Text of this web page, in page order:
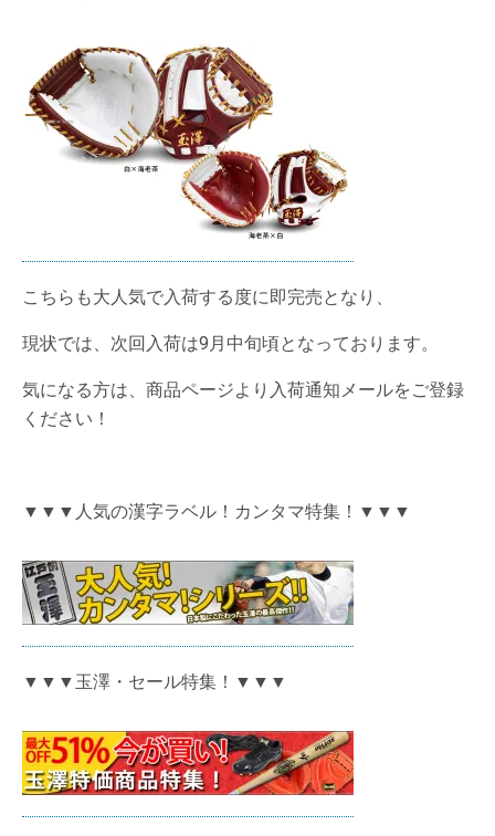
こちらも大人気で入荷する度に即完売となり、
現状では、次回入荷は9月中旬頃となっております。
気になる方は、商品ページより入荷通知メールをご登録
ください！
▼▼▼人気の漢字ラベル！カンタマ特集！▼▼▼
▼▼▼玉澤・セール特集！▼▼▼